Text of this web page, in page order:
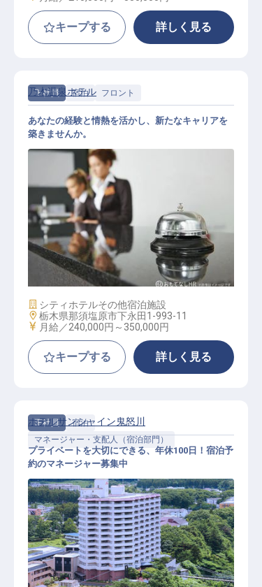
キープする 詳しく見る
正社員 宿泊 フロント
ホテル業務全般（マネージャー候補
）
乃木温泉ホテル
あなたの経験と情熱を活かし、新たなキャリアを
築きませんか。
施設業態
シティホテルその他宿泊施設
勤務地
栃木県那須塩原市下永田1-993-11
給与
月給／240,000円～ 350,000円
キープする 詳しく見る
正社員
宿泊
マネージャー・支配人（宿泊部門）
マネージャー・支配人（宿泊部門）
ホテルサンシャイン鬼怒川
プライベートを大切にできる、年休100日！宿泊予
約のマネージャー募集中